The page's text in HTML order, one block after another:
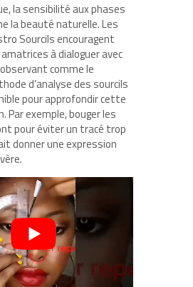
la sensibilité aux phases
la beauté naturelle. Les
Sourcils encouragent
à dialoguer avec
comme le
d’analyse des sourcils
pour approfondir cette
Par exemple, bouger les
pour éviter un tracé trop
donner une expression